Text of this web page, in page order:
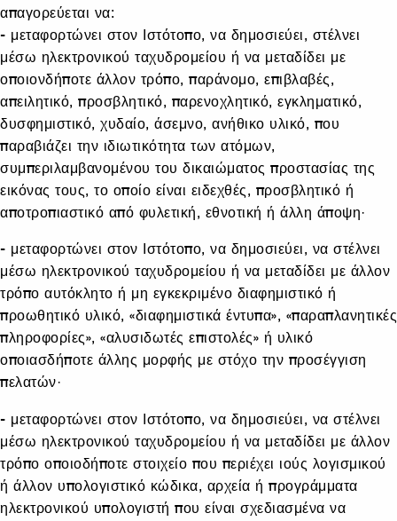
απαγορεύεται να:
- μεταφορτώνει στον Ιστότοπο, να δημοσιεύει, στέλνει
μέσω ηλεκτρονικού ταχυδρομείου ή να μεταδίδει με
οποιονδήποτε άλλον τρόπο, παράνομο, επιβλαβές,
απειλητικό, προσβλητικό, παρενοχλητικό, εγκληματικό,
δυσφημιστικό, χυδαίο, άσεμνο, ανήθικο υλικό, που
παραβιάζει την ιδιωτικότητα των ατόμων,
συμπεριλαμβανομένου του δικαιώματος προστασίας της
εικόνας τους, το οποίο είναι ειδεχθές, προσβλητικό ή
αποτροπιαστικό από φυλετική, εθνοτική ή άλλη άποψη·
- μεταφορτώνει στον Ιστότοπο, να δημοσιεύει, να στέλνει
μέσω ηλεκτρονικού ταχυδρομείου ή να μεταδίδει με άλλον
τρόπο αυτόκλητο ή μη εγκεκριμένο διαφημιστικό ή
προωθητικό υλικό, «διαφημιστικά έντυπα», «παραπλανητικές
πληροφορίες», «αλυσιδωτές επιστολές» ή υλικό
οποιασδήποτε άλλης μορφής με στόχο την προσέγγιση
πελατών·
- μεταφορτώνει στον Ιστότοπο, να δημοσιεύει, να στέλνει
μέσω ηλεκτρονικού ταχυδρομείου ή να μεταδίδει με άλλον
τρόπο οποιοδήποτε στοιχείο που περιέχει ιούς λογισμικού
ή άλλον υπολογιστικό κώδικα, αρχεία ή προγράμματα
ηλεκτρονικού υπολογιστή που είναι σχεδιασμένα να